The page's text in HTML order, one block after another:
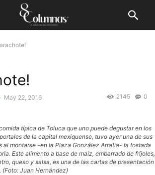
May 22, 2016 0
2145
típica de Toluca que uno puede degustar en los
de la capital mexiquense, tuvo ayer una de sus
al montarse -en la Plaza González Arratia- la tostada
Este alimento a base de maíz, embarrado de frijoles,
queso y salsa, es una de las cartas de presentación
(Foto: Juan Hernández)